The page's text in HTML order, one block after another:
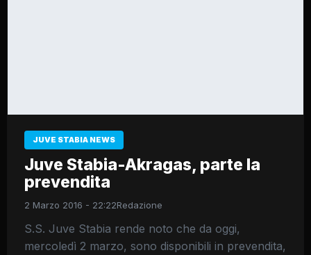
JUVE STABIA NEWS
Juve Stabia-Akragas, parte la
prevendita
2 Marzo 2016 - 22:22Redazione
S.S. Juve Stabia rende noto che da oggi,
mercoledì 2 marzo, sono disponibili in prevendita,